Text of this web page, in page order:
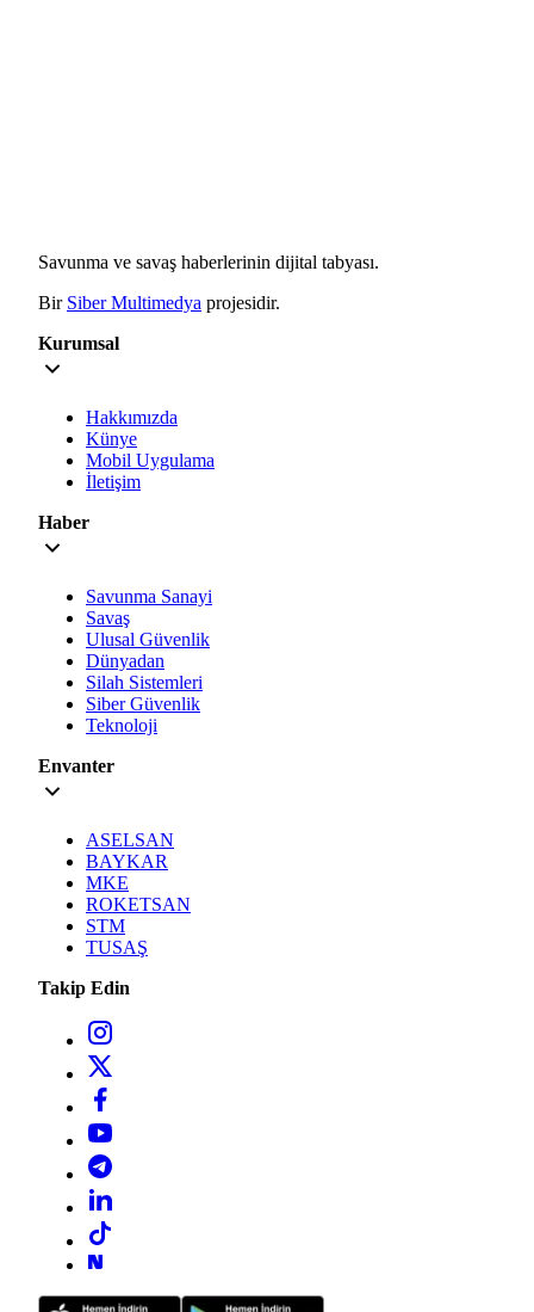
Savunma ve savaş haberlerinin dijital tabyası.
Bir Siber Multimedya projesidir.
Kurumsal
Hakkımızda
Künye
Mobil Uygulama
İletişim
Haber
Savunma Sanayi
Savaş
Ulusal Güvenlik
Dünyadan
Silah Sistemleri
Siber Güvenlik
Teknoloji
Envanter
ASELSAN
BAYKAR
MKE
ROKETSAN
STM
TUSAŞ
Takip Edin